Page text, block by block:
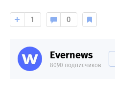
1 0
Evernews
8090 подписчиков